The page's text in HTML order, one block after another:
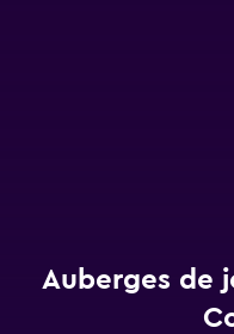
Auberges de